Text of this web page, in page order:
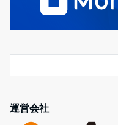
運営会社